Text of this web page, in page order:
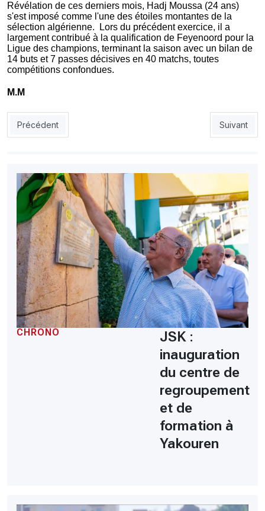
Révélation de ces derniers mois, Hadj Moussa (24 ans)
s'est imposé comme l'une des étoiles montantes de la
sélection algérienne.
Lors du précédent exercice, il a
largement contribué à la qualification de Feyenoord pour la
Ligue des champions, terminant la saison avec un bilan de
14 buts et 7 passes décisives en 40 matchs, toutes
compétitions confondues.
M.M
Article précédent : CRB : Sbia s'en va après un bref passage
Précédent Article
Suivant
CHRONO
JSK :
inauguration
du centre de
regroupement
et de
formation à
Yakouren